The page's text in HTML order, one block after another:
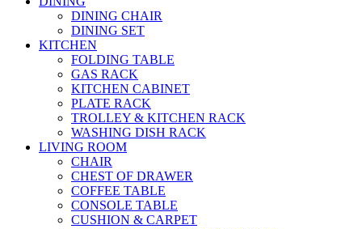
DINING CHAIR
DINING SET
KITCHEN
FOLDING TABLE
GAS RACK
KITCHEN CABINET
PLATE RACK
TROLLEY & KITCHEN RACK
WASHING DISH RACK
LIVING ROOM
CHAIR
CHEST OF DRAWER
COFFEE TABLE
CONSOLE TABLE
CUSHION & CARPET